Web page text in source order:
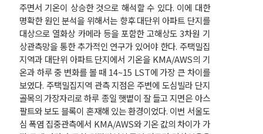
주면서 기온이 상승한 것으로 해석할 수 있다. 이에 대한
명확한 원인 분석을 위해서는 향후 대단위 아파트 단지를
대상으로 열화상 카메라 등을 포함한 고해상도 3차원 기
상관측망을 통한 추가적인 연구가 있어야 한다. 주택밀집
지역과 대단위 아파트 단지에서 기온을 KMA/AWS의 기
온과 하루 중 변화를 볼 때 14~15 LST에 가장 큰 차이를
보였다. 주택밀집지역 관측 지점은 주변에 도심빌라 단지
골목의 가장자리로 하루 종일 햇볕이 잘 들고 지면은 아스
팔트와 보도 블록이 혼재해 있는 환경이었다. 이번 서울도
심 폭염 집중관측에서 KMA/AWS와 기온 값의 차이가 가